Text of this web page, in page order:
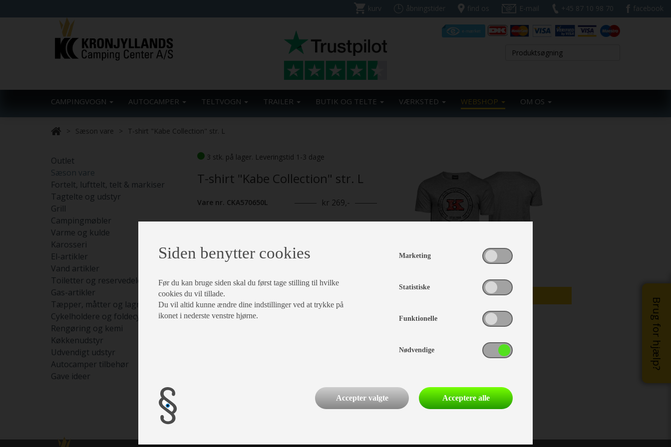
kurv åbningstider find os E-mail +45 87 10 98 70 facebook
CAMPINGVOGN AUTOCAMPER TELTVOGN TRAILER BUTIK OG TELTE VÆRKSTED WEBSHOP OM OS
Brug for hjælp?
Sæson vare T-shirt "Kabe Collection" str. L
Outlet
Sæson vare
Fortelt, lufttelt, telt & markiser
Tagtelte og udstyr
Grill
Campingmøbler
Varme og kulde
Karosseri
El-artikler
Vand artikler
Toiletter og reservedele
Gas-artikler
Tæpper, måtter og lagner
Cykelholdere og foldecykler
Rengøring og kemi
Køkkenudstyr
Udvendigt udstyr
Autocamper tilbehør
Gave ideer
3 stk. på lager. Leveringstid 1-3 dage
T-shirt "Kabe Collection" str. L
Vare nr. CKA570650L kr 269,-
læg i kurv
NYHED
Siden benytter cookies
Før du kan bruge siden skal du først tage stilling til hvilke
cookies du vil tillade.
Du vil altid kunne ændre dine indstillinger ved at trykke på
ikonet i nederste venstre hjørne.
Marketing
Statistiske
Funktionelle
Nødvendige
Accepter valgte Acceptere alle